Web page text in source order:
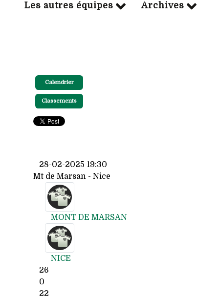
Les autres équipes Archives
Calendrier
Classements
28-02-2025 19:30
Mt de Marsan - Nice
MONT DE MARSAN
NICE
26
0
22